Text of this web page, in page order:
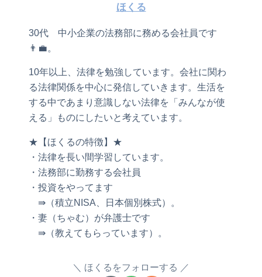
ほくる
30代 中小企業の法務部に務める会社員です
👨‍💼。
10年以上、法律を勉強しています。会社に関わ
る法律関係を中心に発信していきます。生活を
する中であまり意識しない法律を「みんなが使
える」ものにしたいと考えています。
★【ほくるの特徴】★
・法律を長い間学習しています。
・法務部に勤務する会社員
・投資をやってます
⇛（積立NISA、日本個別株式）。
・妻（ちゃむ）が弁護士です
⇛（教えてもらっています）。
ほくるをフォローする